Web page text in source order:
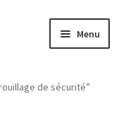
Menu
de sécurité”